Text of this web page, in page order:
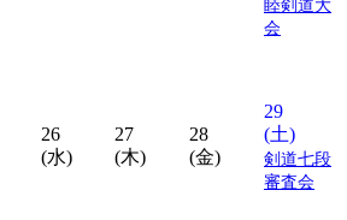
睦剣道大
会
26
(水)
27
(木)
28
(金)
29
(土)
剣道七段
審査会